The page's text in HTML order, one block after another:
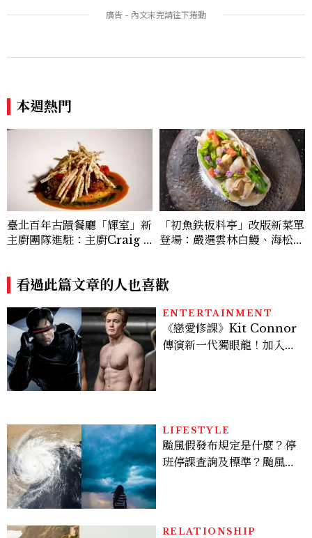
讓敵人成為朋友。」
卡，用錢輾壓罪犯的陳利手回
本週熱門
臺北百年古蹟餐廳「輝室」新
主廚團隊進駐：主廚Craig Y
料理風味
「初魚鉄板料亭」改版新菜單
登場：嚴選雲林白鰻、海松貝
看過此篇文章的人也喜歡
ENTERTAINMENT
《戀愛修課》Kit Connor
傳演新一代獨眼龍！加入新
LIFESTYLE
颱風假發布規定是什麼？停
班停課查詢及標準？颱風假
RELATIONSHIP